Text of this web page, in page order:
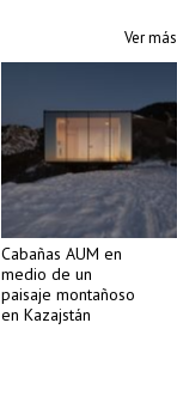
Ver más
Cabañas AUM en
medio de un
paisaje montañoso
en Kazajstán